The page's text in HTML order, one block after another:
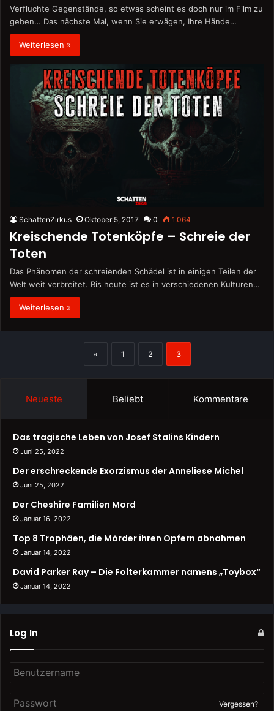
Verfluchte Gegenstände, so etwas scheint es doch nur im Film zu
geben… Das nächste Mal, wenn Sie erwägen, Ihre Hände…
Weiterlesen »
SchattenZirkus Oktober 5, 2017 0 1.064
Kreischende Totenköpfe – Schreie der
Toten
Das Phänomen der schreienden Schädel ist in einigen Teilen der
Welt weit verbreitet. Bis heute ist es in verschiedenen Kulturen…
Weiterlesen »
« 1 2 3
Neueste Beliebt Kommentare
Das tragische Leben von Josef Stalins Kindern
Juni 25, 2022
Der erschreckende Exorzismus der Anneliese Michel
Juni 25, 2022
Der Cheshire Familien Mord
Januar 16, 2022
Top 8 Trophäen, die Mörder ihren Opfern abnahmen
Januar 14, 2022
David Parker Ray – Die Folterkammer namens „Toybox“
Januar 14, 2022
Log In
Vergessen?